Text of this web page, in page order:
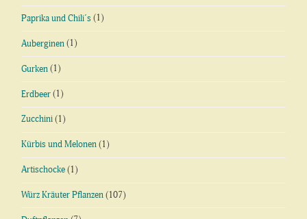
Paprika und Chili´s (1)
Auberginen (1)
Gurken (1)
Erdbeer (1)
Zucchini (1)
Kürbis und Melonen (1)
Artischocke (1)
Würz Kräuter Pflanzen (107)